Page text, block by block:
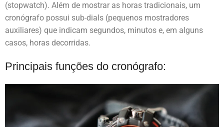
(stopwatch). Além de mostrar as horas tradicionais, um
cronógrafo possui sub-dials (pequenos mostradores
auxiliares) que indicam segundos, minutos e, em alguns
casos, horas decorridas.
Principais funções do cronógrafo: